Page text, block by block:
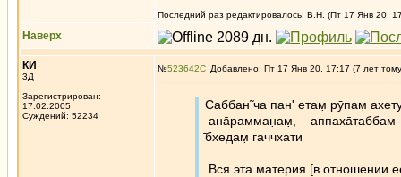
Последний раз редактировалось: В.Н. (Пт 17 Янв 20,
Наверх
КИ
3Д
Зарегистрирован:
17.02.2005
Суждений: 52234
№523642 Добавлено: Пт 17 Янв 20, 17:17 (7 лет
Саббан̃ ча пан' етам̣ рӯпам̣
ана̄рамман̣ам̣, аппаха̄таббам
̄бхедам̣ гаччхати
.Вся эта материя [в отношении